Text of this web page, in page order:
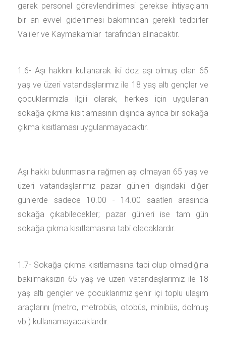
gerek personel görevlendirilmesi gerekse ihtiyaçların
bir an evvel giderilmesi bakımından gerekli tedbirler
Valiler ve Kaymakamlar tarafından alınacaktır.
1.6- Aşı hakkını kullanarak iki doz aşı olmuş olan 65
yaş ve üzeri vatandaşlarımız ile 18 yaş altı gençler ve
çocuklarımızla ilgili olarak, herkes için uygulanan
sokağa çıkma kısıtlamasının dışında ayrıca bir sokağa
çıkma kısıtlaması uygulanmayacaktır.
Aşı hakkı bulunmasına rağmen aşı olmayan 65 yaş ve
üzeri vatandaşlarımız pazar günleri dışındaki diğer
günlerde sadece 10.00 - 14.00 saatleri arasında
sokağa çıkabilecekler; pazar günleri ise tam gün
sokağa çıkma kısıtlamasına tabi olacaklardır.
1.7- Sokağa çıkma kısıtlamasına tabi olup olmadığına
bakılmaksızın 65 yaş ve üzeri vatandaşlarımız ile 18
yaş altı gençler ve çocuklarımız şehir içi toplu ulaşım
araçlarını (metro, metrobüs, otobüs, minibüs, dolmuş
vb.) kullanamayacaklardır.